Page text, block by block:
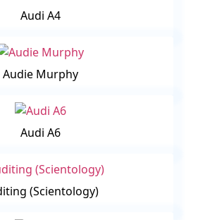
Audi A4
Audie Murphy
Audi A6
(Scientology)